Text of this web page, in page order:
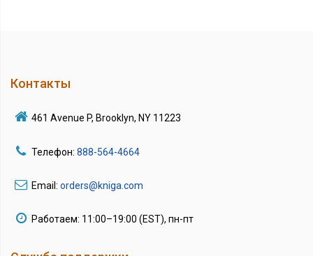
Контакты
461 Avenue P, Brooklyn, NY 11223
Телефон: 888-564-4664
Email: orders@kniga.com
Работаем: 11:00–19:00 (EST), пн-пт